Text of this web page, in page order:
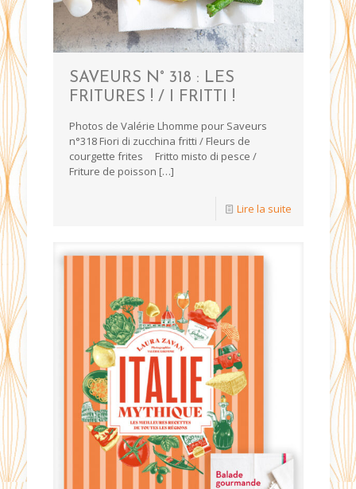
SAVEURS N° 318 : LES
FRITURES ! / I FRITTI !
Photos de Valérie Lhomme pour Saveurs
n°318 Fiori di zucchina fritti / Fleurs de
courgette frites Fritto misto di pesce /
Friture de poisson […]
Lire la suite